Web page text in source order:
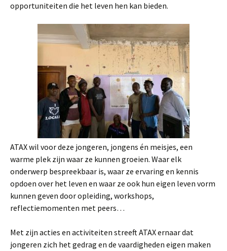
opportuniteiten die het leven hen kan bieden.
ATAX wil voor deze jongeren, jongens én meisjes, een
warme plek zijn waar ze kunnen groeien. Waar elk
onderwerp bespreekbaar is, waar ze ervaring en kennis
opdoen over het leven en waar ze ook hun eigen leven vorm
kunnen geven door opleiding, workshops,
reflectiemomenten met peers…
Met zijn acties en activiteiten streeft ATAX ernaar dat
jongeren zich het gedrag en de vaardigheden eigen maken